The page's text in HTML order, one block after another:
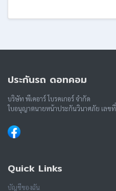
ประกันรถ ดอทคอม
บริษัท พีเคอาร์ โบรคเกอร์ จำกัด
ใบอนุญาตนายหน้าประกันวินาศภัย เลขที่
Quick Links
บัญชีของฉัน